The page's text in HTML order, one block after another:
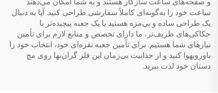
ساعت خود را به‌گونه‌ای کاملاً سفارشی طراحی کنید. آیا به دنبال
یک طراحی ساده و بی‌مزه هستید یا یک جعبه پیچیده‌تر با
حکاکی‌های ظریف‌تر، ما دارای تخصص و منابع لازم برای تأمین
نیازهای شما هستیم. برای تأمین جعبه نقره‌ای خود، انتخاب خود را
باورویهوا کنید و از جذابیت بی‌زمان این فلز گران‌بها روی مچ
دستان خود لذت ببرید.